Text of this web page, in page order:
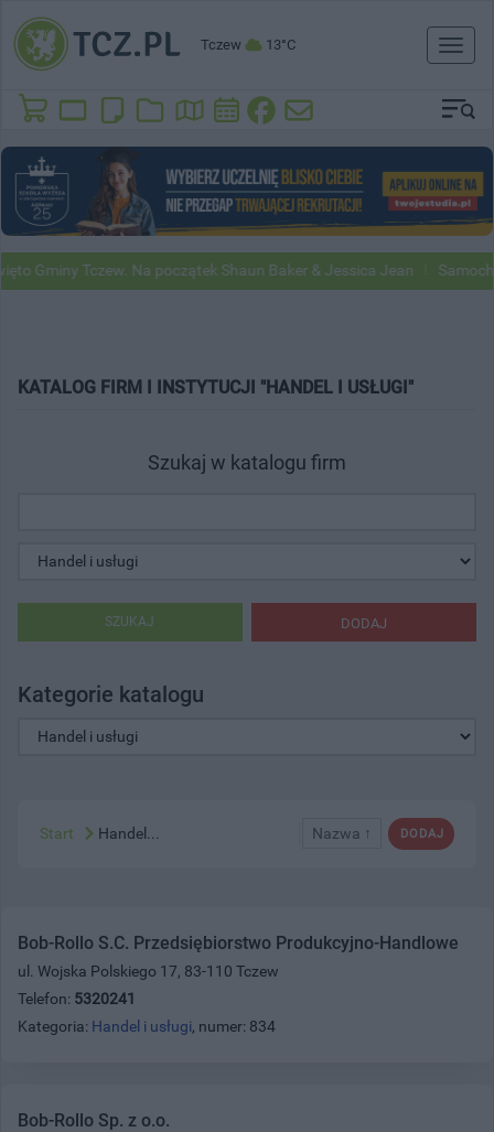
Tczew 13°C
Toggle
Gminy Tczew. Na początek Shaun Baker & Jessica Jean
KATALOG FIRM I INSTYTUCJI "HANDEL I USŁUGI"
Szukaj w katalogu firm
DODAJ
SZUKAJ
Kategorie katalogu
DODAJ
Nazwa ↑
Start Handel...
Bob-Rollo S.C. Przedsiębiorstwo Produkcyjno-Handlowe
ul. Wojska Polskiego 17, 83-110 Tczew
Telefon: 5320241
Kategoria: Handel i usługi, numer: 834
Bob-Rollo Sp. z o.o.